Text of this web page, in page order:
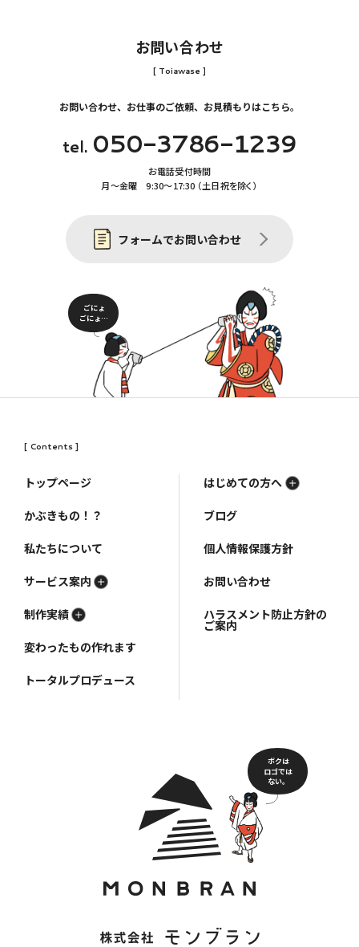
お問い合わせ
[ Toiawase ]
お問い合わせ、お仕事のご依頼、お見積もりはこちら。
tel. 050-3786-1239
お電話受付時間
月〜金曜 9:30〜17:30 （土日祝を除く）
フォームでお問い合わせ
ごにょ
ごにょ…
[ Contents ]
トップページ
かぶきもの！？
私たちについて
サービス案内
制作実績
変わったもの作れます
トータルプロデュース
はじめての方へ
ブログ
個人情報保護方針
お問い合わせ
ハラスメント防止方針の
ご案内
ボクは
ロゴでは
ない。